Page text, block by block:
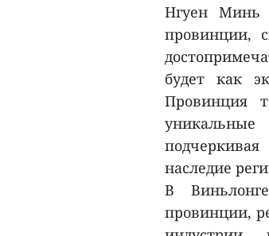
Нгуен Минь
провинции,
будет как
Провинция
наследие
В
провинции,